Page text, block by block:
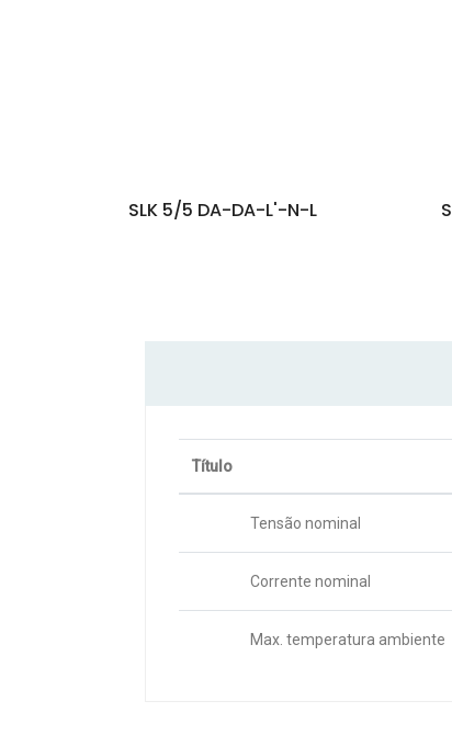
SLK 5/5 DA-DA-L'-N-L
Título
Tensão nominal
Corrente nominal
Max. temperatura ambiente